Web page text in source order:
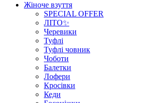
Жіноче взуття
SPECIAL OFFER
ЛІТО✨
Черевики
Туфлі
Туфлі човник
Чоботи
Балетки
Лофери
Кросівки
Кеди